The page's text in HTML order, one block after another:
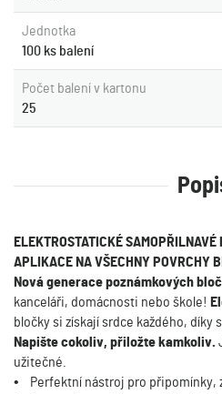
Jednotka
100 ks balení
Počet balení v kartonu
25
ELEKTROSTATICKÉ
APLIKACE NA VŠECHNY POVRCHY
Nová generace poznámkových
kanceláři, domácnosti nebo škole!
bločky si získají srdce každého, díky
Napište cokoliv, přiložte kamkoliv.
užitečné.
•
Perfektní nástroj pro připomínky,